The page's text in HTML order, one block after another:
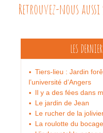
Retrouvez-nous
LES
Tiers-lieu : Jardin
l’université d’Angers
Il y a des fées dans
Le jardin de Jean
Le rucher de la
La roulotte du bocage